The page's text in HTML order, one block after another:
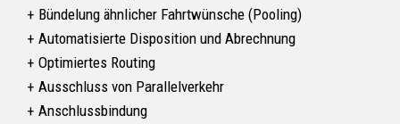
Bündelung ähnlicher Fahrtwünsche (Pooling)
Automatisierte Disposition und Abrechnung
Optimiertes Routing
Ausschluss von Parallelverkehr
Anschlussbindung